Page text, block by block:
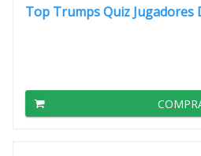
Top Trumps Quiz Jugadores